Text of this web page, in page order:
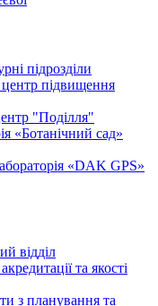
підрозділи
підвищення
"Поділля"
«Ботанічний сад»
«DAK GPS»
відділ
та якості
з планування та